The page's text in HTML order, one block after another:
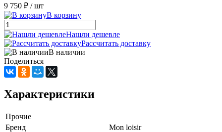
9 750 ₽ / шт
В корзину
Нашли дешевле
Рассчитать доставку
В наличии
Поделиться
Характеристики
Прочие
Бренд
Mon loisir